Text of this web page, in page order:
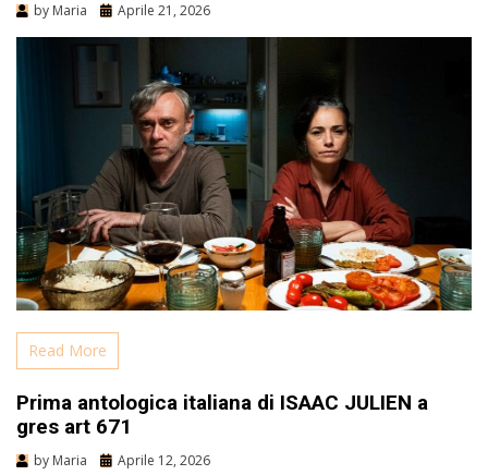
by Maria Aprile 21, 2026
Read More
Prima antologica italiana di ISAAC JULIEN a
gres art 671
by Maria Aprile 12, 2026